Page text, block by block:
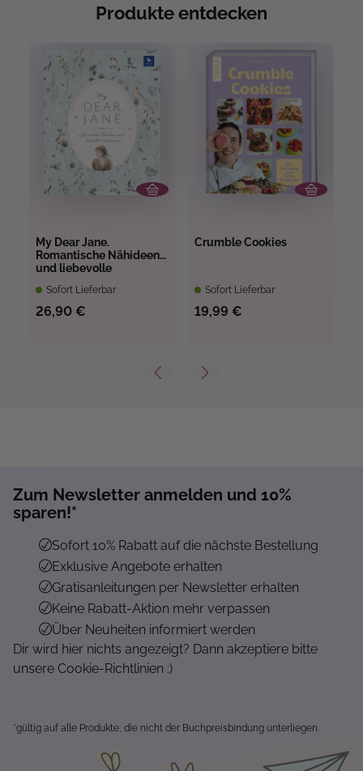
Produkte entdecken
My Dear Jane.
Romantische Nähideen
und liebevolle
Sofort Lieferbar
26,90 €
Crumble Cookies
Sofort Lieferbar
19,99 €
Zum Newsletter anmelden und 10%
sparen!*
Sofort 10% Rabatt auf die nächste Bestellung
Exklusive Angebote erhalten
Gratisanleitungen per Newsletter erhalten
Keine Rabatt-Aktion mehr verpassen
Über Neuheiten informiert werden
Dir wird hier nichts angezeigt? Dann akzeptiere bitte
unsere Cookie-Richtlinien :)
*gültig auf alle Produkte, die nicht der Buchpreisbindung unterliegen.